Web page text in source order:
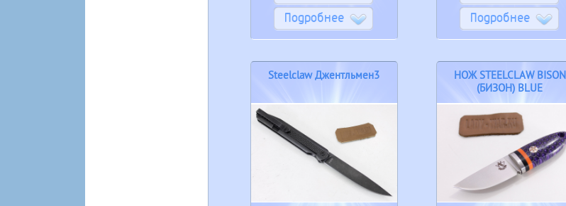
Подробнее
Подробнее
Steelclaw Джентльмен3
НОЖ STEELCLAW BISON
(БИЗОН) BLUE